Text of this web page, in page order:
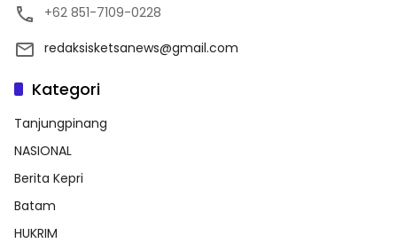
+62 851-7109-0228
redaksisketsanews@gmail.com
Kategori
Tanjungpinang
NASIONAL
Berita Kepri
Batam
HUKRIM